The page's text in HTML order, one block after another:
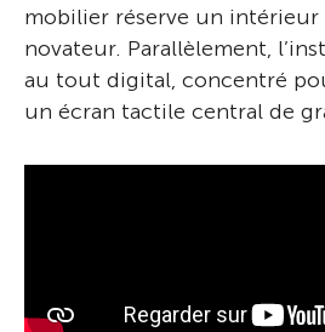
mobilier réserve un intérieur
novateur. Parallèlement,
au tout digital, concentré
un écran tactile central de